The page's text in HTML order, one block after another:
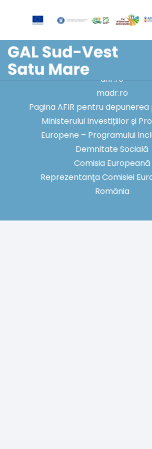
Copyright © 2026 – Asociația
Acțiune Locală Sud-Vest
Linkuri utile:
afir.ro
madr.ro
Pagina AFIR pentru
Ministerului Investițiilor și
Europene – Programului
Demnitate Socială
Comisia Europeană
Reprezentanţa Comisiei
România